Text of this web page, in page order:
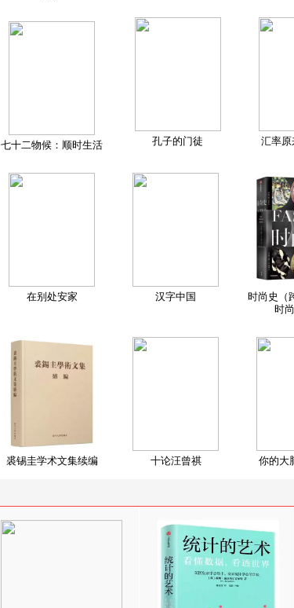
七十二物候：顺时生活 孔子的门徒 汇率原
在别处安家 汉字中国
时尚史（
时
裘锡圭学术文集续编 十论汪曾祺 你的大